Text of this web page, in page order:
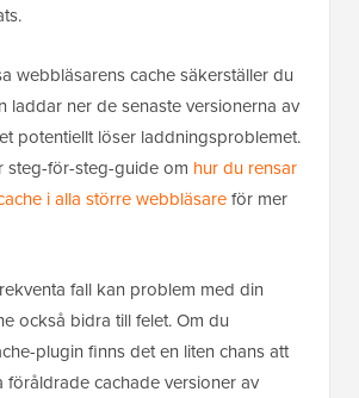
webbläsarens cache säkerställer du
laddar ner de senaste versionerna av
potentiellt löser laddningsproblemet.
steg-för-steg-guide om hur du rensar
i alla större webbläsareför mer
fall kan problem med din
också bidra till felet. Om du
plugin finns det en liten chans att
föråldrade cachade versioner av